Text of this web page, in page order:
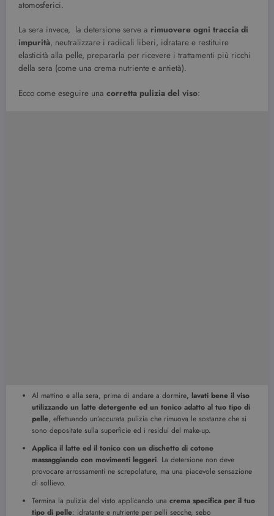
atomosferici.
La sera invece, la detersione serve a rimuovere ogni traccia di
impurità, neutralizzare i radicali liberi, idratare e restituire
elasticità alla pelle, prepararla per ricevere i trattamenti più ricchi
della sera (come una crema nutriente e antietà).
Ecco come eseguire una corretta pulizia del viso:
Al mattino e alla sera, prima di andare a dormire, lavati bene il viso
utilizzando un latte detergente ed un tonico adatto al tuo tipo di
pelle, effettuando un’accurata pulizia che rimuova le sostanze che si
sono depositate sulla superficie ed i residui del make-up.
Applica il latte ed il tonico con un dischetto di cotone
massaggiando con movimenti leggeri. La detersione non deve
provocare arrossamenti ne screpolature, ma una piacevole sensazione
di sollievo.
Termina la pulizia del visto applicando una crema specifica per il tuo
tipo di pelle: idratante e nutriente per pelli secche, sebo